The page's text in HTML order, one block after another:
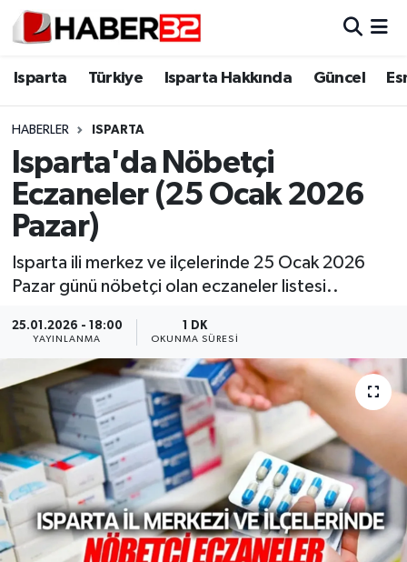
Isparta Türkiye Isparta Hakkında Güncel
HABERLER ISPARTA
Isparta'da Nöbetçi
Eczaneler (25 Ocak 2026
Pazar)
Isparta ili merkez ve ilçelerinde 25 Ocak 2026
Pazar günü nöbetçi olan eczaneler listesi..
25.01.2026 - 18:00
YAYINLANMA
1 DK
OKUNMA SÜRESI
Isparta
Esnaf Diyor ki;
ASAYİŞ
BİLİM VE TEKNOLOJİ
EĞİTİM
GENEL
Güncel
HABERDE İNSAN
İlginç
KÜLTÜR SANAT
Isparta Nöbetçi Eczaneler
Isparta Trafik Yoğunluk Haritası
Süper Lig Puan Durumu ve Fikstür
Tüm Manşetler
Son Dakika Haberleri
Haber Arşivi